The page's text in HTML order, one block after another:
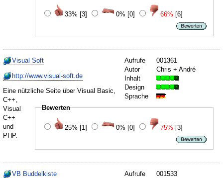
33% [3] 0% [0] 66% [6]
Aufrufe
001361
Autor
Chris + André
Inhalt
Design
Sprache
Bewerten
25% [1] 0% [0] 75% [3]
Visual Soft
http://www.visual-soft.de
Eine nützliche Seite über Visual Basic,
C++,
Visual
C++
und
PHP.
Aufrufe
001533
VB Buddelkiste